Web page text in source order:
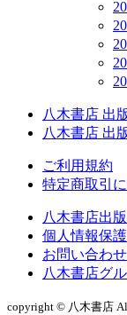
八木書店 出
八木書店 出
ご利用規約
特定商取引
八木書店出
個人情報保
お問い合わせ
八木書店グ
copyright © 八木書店